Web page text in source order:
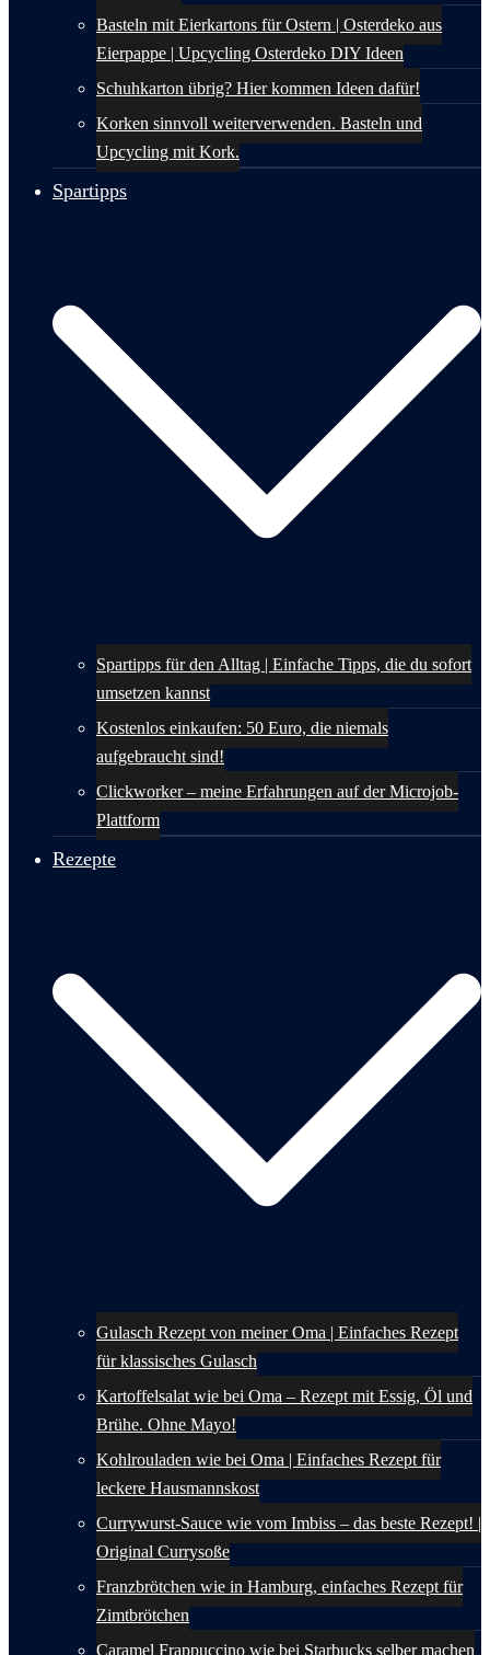
Basteln mit Eierkartons für Ostern | Osterdeko aus
Eierpappe | Upcycling Osterdeko DIY Ideen
Schuhkarton übrig? Hier kommen Ideen dafür!
Korken sinnvoll weiterverwenden. Basteln und
Upcycling mit Kork.
Spartipps
Spartipps für den Alltag | Einfache Tipps, die du sofort
umsetzen kannst
Kostenlos einkaufen: 50 Euro, die niemals
aufgebraucht sind!
Clickworker – meine Erfahrungen auf der Microjob-
Plattform
Rezepte
Gulasch Rezept von meiner Oma | Einfaches Rezept
für klassisches Gulasch
Kartoffelsalat wie bei Oma – Rezept mit Essig, Öl und
Brühe. Ohne Mayo!
Kohlrouladen wie bei Oma | Einfaches Rezept für
leckere Hausmannskost
Currywurst-Sauce wie vom Imbiss – das beste Rezept! |
Original Currysoße
Franzbrötchen wie in Hamburg, einfaches Rezept für
Zimtbrötchen
Caramel Frappuccino wie bei Starbucks selber machen